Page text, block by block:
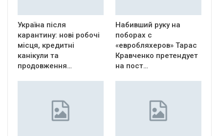
Україна після
карантину: нові робочі
місця, кредитні
канікули та
продовження…
Набивший руку на
поборах с
«евробляхеров» Тарас
Кравченко претендует
на пост…